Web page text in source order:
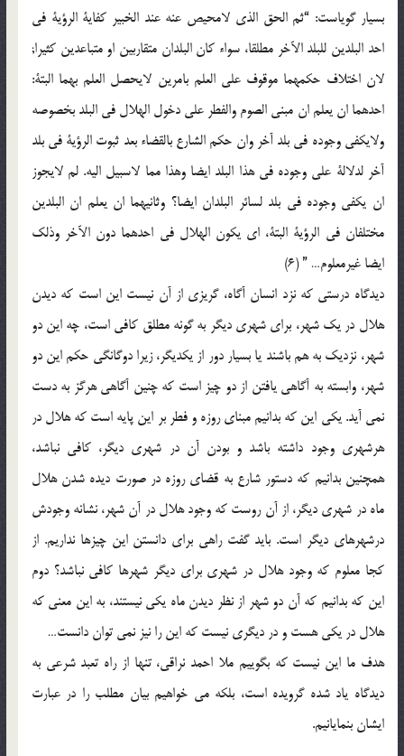
بسيار گوياست: “ثم الحق الذي لامحيص عنه عند الخبير كفاية الرؤية في
احد البلدين للبلد الآخر مطلقا، سواء كان البلدان متقاربين او متباعدين كثيرا;
لان اختلاف حكمهما موقوف علي العلم بامرين لايحصل العلم بهما البتة:
احدهما ان يعلم ان مبني الصوم والفطر علي دخول الهلال في البلد بخصوصه
ولايكفي وجوده في بلد آخر وان حكم الشارع بالقضاء بعد ثبوت الرؤية في بلد
آخر لدلالة علي وجوده في هذا البلد ايضا وهذا مما لاسبيل اليه. لم لايجوز
ان يكفي وجوده في بلد لسائر البلدان ايضا؟ وثانيهما ان يعلم ان البلدين
مختلفان في الرؤية البتة، اي يكون الهلال في احدهما دون الآخر وذلك
ايضا غيرمعلوم… ” (6)
ديدگاه درستي كه نزد انسان آگاه، گريزي از آن نيست اين است كه ديدن
هلال در يك شهر، براي شهري ديگر به گونه مطلق كافي است، چه اين دو
شهر، نزديك به هم باشند يا بسيار دور از يكديگر، زيرا دوگانگي حكم اين دو
شهر، وابسته به آگاهي يافتن از دو چيز است كه چنين آگاهي هرگز به دست
نمي آيد. يكي اين كه بدانيم مبناي روزه و فطر بر اين پايه است كه هلال در
هرشهري وجود داشته باشد و بودن آن در شهري ديگر، كافي نباشد،
همچنين بدانيم كه دستور شارع به قضاي روزه در صورت ديده شدن هلال
ماه در شهري ديگر، از آن روست كه وجود هلال در آن شهر، نشانه وجودش
درشهرهاي ديگر است. بايد گفت راهي براي دانستن اين چيزها نداريم. از
كجا معلوم كه وجود هلال در شهري براي ديگر شهرها كافي نباشد؟ دوم
اين كه بدانيم كه آن دو شهر از نظر ديدن ماه يكي نيستند، به اين معني كه
هلال در يكي هست و در ديگري نيست كه اين را نيز نمي توان دانست…
هدف ما اين نيست كه بگوييم ملا احمد نراقي، تنها از راه تعبد شرعي به
ديدگاه ياد شده گرويده است، بلكه مي خواهيم بيان مطلب را در عبارت
ايشان بنمايانيم.